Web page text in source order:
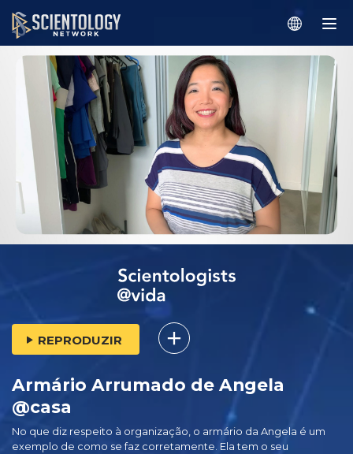
REPRODUZIR
Armário Arrumado de Angela
@casa
No que diz respeito à organização, o armário da Angela é um
exemplo de como se faz corretamente. Ela tem o seu